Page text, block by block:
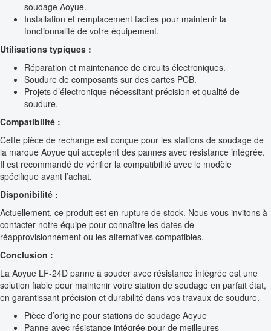
soudage Aoyue.
Installation et remplacement faciles pour maintenir la
fonctionnalité de votre équipement.
Utilisations typiques :
Réparation et maintenance de circuits électroniques.
Soudure de composants sur des cartes PCB.
Projets d’électronique nécessitant précision et qualité de
soudure.
Compatibilité :
Cette pièce de rechange est conçue pour les stations de soudage de
la marque Aoyue qui acceptent des pannes avec résistance intégrée.
Il est recommandé de vérifier la compatibilité avec le modèle
spécifique avant l’achat.
Disponibilité :
Actuellement, ce produit est en rupture de stock. Nous vous invitons à
contacter notre équipe pour connaître les dates de
réapprovisionnement ou les alternatives compatibles.
Conclusion :
La Aoyue LF-24D panne à souder avec résistance intégrée est une
solution fiable pour maintenir votre station de soudage en parfait état,
en garantissant précision et durabilité dans vos travaux de soudure.
Pièce d’origine pour stations de soudage Aoyue
Panne avec résistance intégrée pour de meilleures